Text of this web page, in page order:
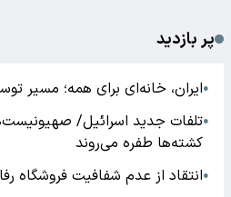
پر بازدید
●ایران، خانه‌ای برای همه؛ مسیر
●تلفات جدید اسرائیل/
کشته‌ها طفره می‌روند
●انتقاد از عدم شفافیت فروشگاه